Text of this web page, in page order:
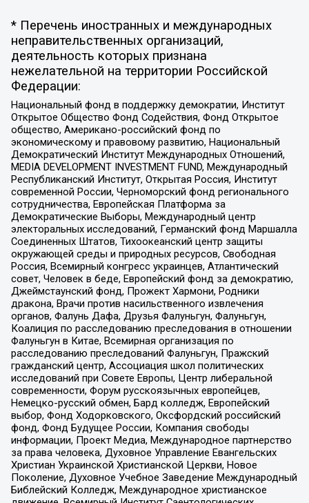
* Перечень иностранных и международных
неправительственных организаций,
деятельность которых признана
нежелательной на территории Российской
Федерации:
Национальный фонд в поддержку демократии, Институт
Открытое Общество Фонд Содействия, Фонд Открытое
общество, Американо-российский фонд по
экономическому и правовому развитию, Национальный
Демократический Институт Международных Отношений,
MEDIA DEVELOPMENT INVESTMENT FUND, Международный
Республиканский Институт, Открытая Россия, Институт
современной России, Черноморский фонд регионального
сотрудничества, Европейская Платформа за
Демократические Выборы, Международный центр
электоральных исследований, Германский фонд Маршалла
Соединенных Штатов, Тихоокеанский центр защиты
окружающей среды и природных ресурсов, Свободная
Россия, Всемирный конгресс украинцев, Атлантический
совет, Человек в беде, Европейский фонд за демократию,
Джеймстаунский фонд, Прожект Хармони, Родники
дракона, Врачи против насильственного извлечения
органов, Фалунь Дафа, Друзья Фалуньгун, Фалуньгун,
Коалиция по расследованию преследования в отношении
Фалуньгун в Китае, Всемирная организация по
расследованию преследований Фалуньгун, Пражский
гражданский центр, Ассоциация школ политических
исследований при Совете Европы, Центр либеральной
современности, Форум русскоязычных европейцев,
Немецко-русский обмен, Бард колледж, Европейский
выбор, Фонд Ходорковского, Оксфордский российский
фонд, Фонд Будущее России, Компания свободы
информации, Проект Медиа, Международное партнерство
за права человека, Духовное Управление Евангельских
Христиан Украинской Христианской Церкви, Новое
Поколение, Духовное Учебное Заведение Международный
Библейский Колледж, Международное христианское